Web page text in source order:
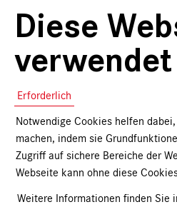
Diese
Erforderlich
Notwendige Cookies helfen
machen, indem sie
Zugriff auf sichere Bereiche der
Webseite kann ohne diese
Weitere Informationen finden Sie
Kartäusergasse 1
90402 Nürnberg
+49 (0)911 / 1331-0
onlineshop@gnm.de